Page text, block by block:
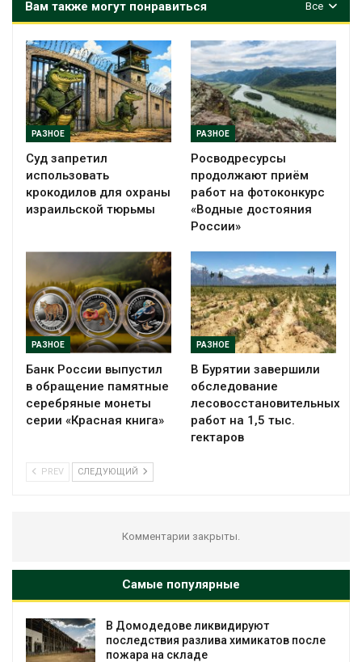
Все
Вам также могут понравиться
РАЗНОЕ
Суд запретил
использовать
крокодилов для охраны
израильской тюрьмы
РАЗНОЕ
Росводресурсы
продолжают приём
работ на фотоконкурс
«Водные достояния
России»
РАЗНОЕ
Банк России выпустил
в обращение памятные
серебряные монеты
серии «Красная книга»
РАЗНОЕ
В Бурятии завершили
обследование
лесовосстановительных
работ на 1,5 тыс.
гектаров
PREV СЛЕДУЮЩИЙ
Комментарии закрыты.
Самые популярные
В Домодедове ликвидируют
последствия разлива химикатов после
пожара на складе